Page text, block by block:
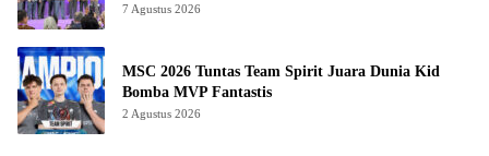
7 Agustus 2026
MSC 2026 Tuntas Team Spirit Juara Dunia Kid
Bomba MVP Fantastis
2 Agustus 2026